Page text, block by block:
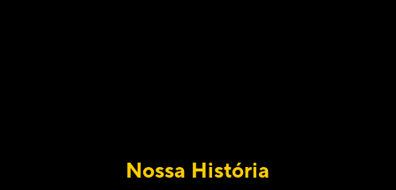
Nossa História